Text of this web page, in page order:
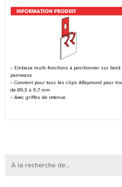
– Embase multi-fonctions à positionner sur bord
panneaux
– Convient pour tous les clips ARaymond pour
de Ø6,5 à 6,7 mm
– Avec griffes de retenue